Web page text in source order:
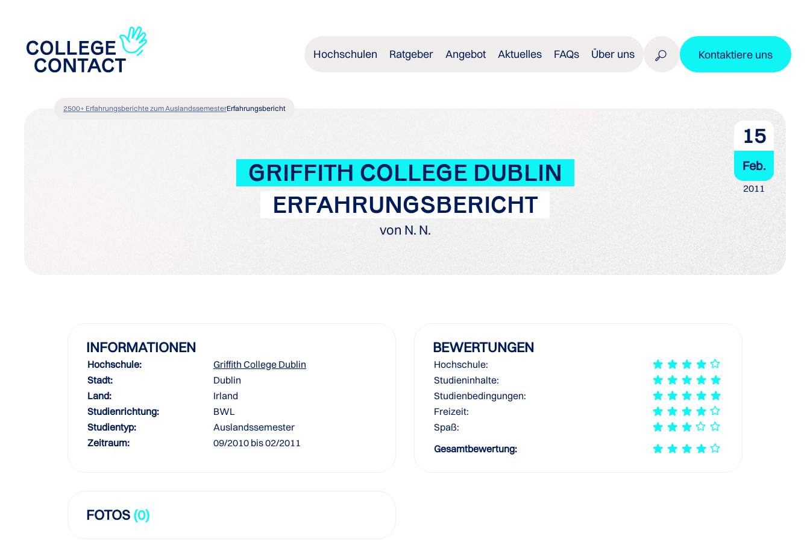
Hochschulen Ratgeber Angebot Aktuelles FAQs Über uns Kontaktiere uns
2500+ Erfahrungsberichte zum AuslandssemesterErfahrungsbericht
GRIFFITH COLLEGE DUBLIN
ERFAHRUNGSBERICHT
von N. N.
15
Feb.
2011
INFORMATIONEN
Hochschule:
Griffith College Dublin
Stadt:
Dublin
Land:
Irland
Studienrichtung:
BWL
Studientyp:
Auslandssemester
Zeitraum:
09/2010 bis 02/2011
BEWERTUNGEN
Hochschule:
Studieninhalte:
Studienbedingungen:
Freizeit:
Spaß:
Gesamtbewertung:
FOTOS (0)